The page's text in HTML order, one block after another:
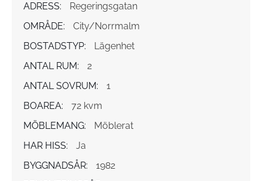
ADRESS:
Regeringsgatan
OMRÅDE:
City/Norrmalm
BOSTADSTYP:
Lägenhet
ANTAL RUM:
2
ANTAL SOVRUM:
1
BOAREA:
72 kvm
MÖBLEMANG:
Möblerat
HAR HISS:
Ja
BYGGNADSÅR:
1982